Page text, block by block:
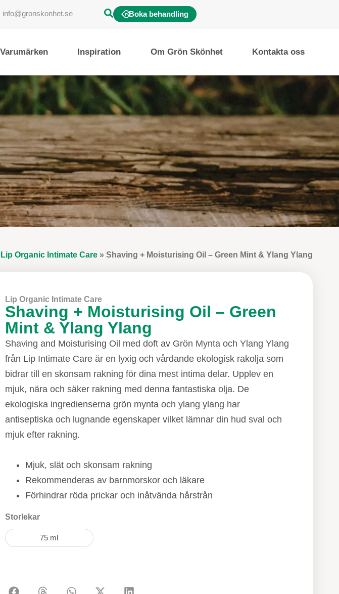
info@gronskonhet.se Boka behandling
Varumärken Inspiration Om Grön Skönhet Kontakta oss
Lip Organic Intimate Care » Shaving + Moisturising Oil – Green Mint & Ylang Ylang
Lip Organic Intimate Care
Shaving + Moisturising Oil – Green
Mint & Ylang Ylang
Shaving and Moisturising Oil med doft av Grön Mynta och Ylang Ylang
från Lip Intimate Care är en lyxig och vårdande ekologisk rakolja som
bidrar till en skonsam rakning för dina mest intima delar. Upplev en
mjuk, nära och säker rakning med denna fantastiska olja. De
ekologiska ingredienserna grön mynta och ylang ylang har
antiseptiska och lugnande egenskaper vilket lämnar din hud sval och
mjuk efter rakning.
Mjuk, slät och skonsam rakning
Rekommenderas av barnmorskor och läkare
Förhindrar röda prickar och inåtvända hårstrån
Storlekar
75 ml